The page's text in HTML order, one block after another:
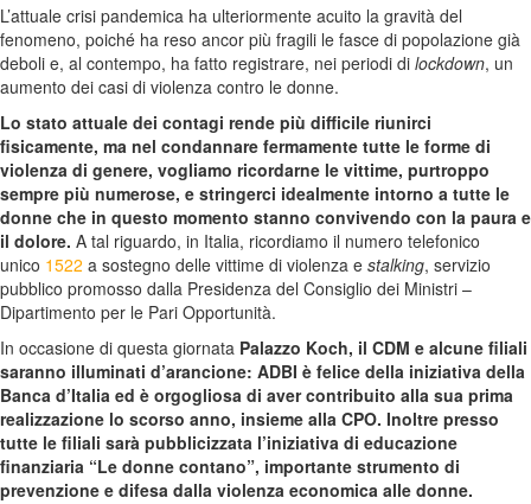
L’attuale crisi pandemica ha ulteriormente acuito la gravità del
fenomeno, poiché ha reso ancor più fragili le fasce di popolazione già
deboli e, al contempo, ha fatto registrare, nei periodi di lockdown, un
aumento dei casi di violenza contro le donne.
Lo stato attuale dei contagi rende più difficile riunirci
fisicamente, ma nel condannare fermamente tutte le forme di
violenza di genere, vogliamo ricordarne le vittime, purtroppo
sempre più numerose, e stringerci idealmente intorno a tutte le
donne che in questo momento stanno convivendo con la paura e
il dolore. A tal riguardo, in Italia, ricordiamo il numero telefonico
unico 1522 a sostegno delle vittime di violenza e stalking, servizio
pubblico promosso dalla Presidenza del Consiglio dei Ministri –
Dipartimento per le Pari Opportunità.
In occasione di questa giornata Palazzo Koch, il CDM e alcune filiali
saranno illuminati d’arancione: ADBI è felice della iniziativa della
Banca d’Italia ed è orgogliosa di aver contribuito alla sua prima
realizzazione lo scorso anno, insieme alla CPO. Inoltre presso
tutte le filiali sarà pubblicizzata l’iniziativa di educazione
finanziaria “Le donne contano”, importante strumento di
prevenzione e difesa dalla violenza economica alle donne.